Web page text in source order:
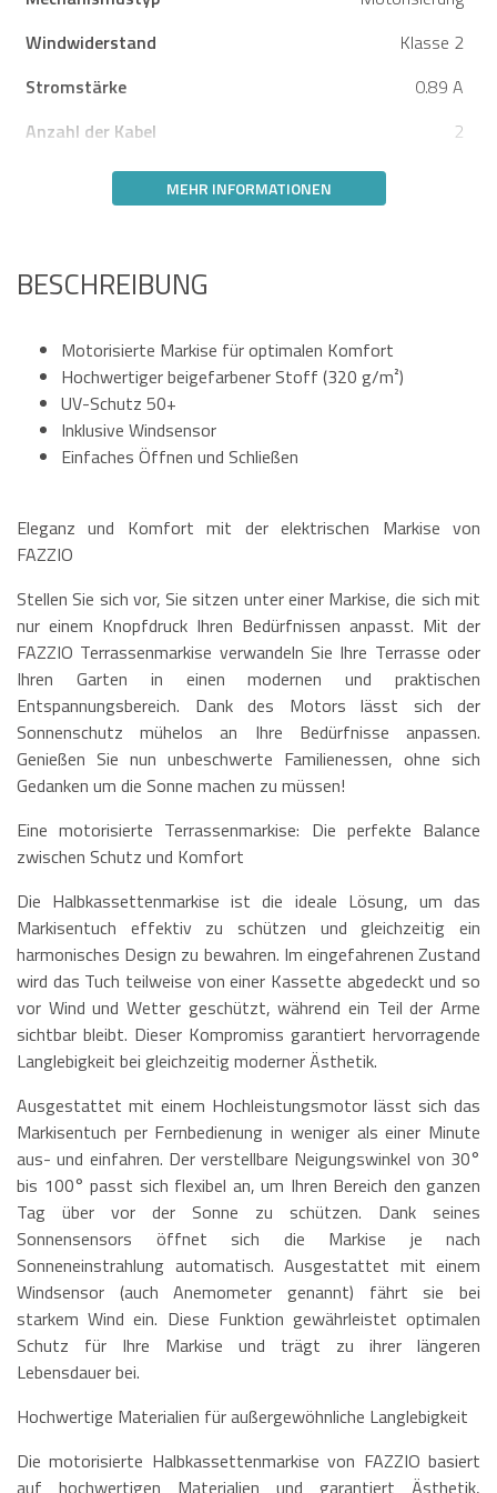
Windwiderstand
Klasse 2
Stromstärke
0.89 A
Anzahl der Kabel
2
MEHR INFORMATIONEN
BESCHREIBUNG
Motorisierte Markise für optimalen Komfort
Hochwertiger beigefarbener Stoff (320 g/m²)
UV-Schutz 50+
Inklusive Windsensor
Einfaches Öffnen und Schließen
Eleganz und Komfort mit der elektrischen Markise von
FAZZIO
Stellen Sie sich vor, Sie sitzen unter einer Markise, die sich mit
nur einem Knopfdruck Ihren Bedürfnissen anpasst. Mit der
FAZZIO Terrassenmarkise verwandeln Sie Ihre Terrasse oder
Ihren Garten in einen modernen und praktischen
Entspannungsbereich. Dank des Motors lässt sich der
Sonnenschutz mühelos an Ihre Bedürfnisse anpassen.
Genießen Sie nun unbeschwerte Familienessen, ohne sich
Gedanken um die Sonne machen zu müssen!
Eine motorisierte Terrassenmarkise: Die perfekte Balance
zwischen Schutz und Komfort
Die Halbkassettenmarkise ist die ideale Lösung, um das
Markisentuch effektiv zu schützen und gleichzeitig ein
harmonisches Design zu bewahren. Im eingefahrenen Zustand
wird das Tuch teilweise von einer Kassette abgedeckt und so
vor Wind und Wetter geschützt, während ein Teil der Arme
sichtbar bleibt. Dieser Kompromiss garantiert hervorragende
Langlebigkeit bei gleichzeitig moderner Ästhetik.
Ausgestattet mit einem Hochleistungsmotor lässt sich das
Markisentuch per Fernbedienung in weniger als einer Minute
aus- und einfahren. Der verstellbare Neigungswinkel von 30°
bis 100° passt sich flexibel an, um Ihren Bereich den ganzen
Tag über vor der Sonne zu schützen. Dank seines
Sonnensensors öffnet sich die Markise je nach
Sonneneinstrahlung automatisch. Ausgestattet mit einem
Windsensor (auch Anemometer genannt) fährt sie bei
starkem Wind ein. Diese Funktion gewährleistet optimalen
Schutz für Ihre Markise und trägt zu ihrer längeren
Lebensdauer bei.
Hochwertige Materialien für außergewöhnliche Langlebigkeit
Die motorisierte Halbkassettenmarkise von FAZZIO basiert